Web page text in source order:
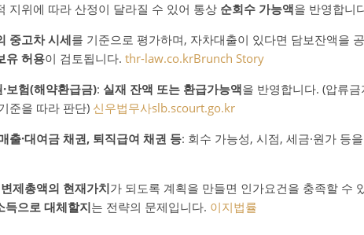
지위에 따라 산정이 달라질 수 있어 통상 순회수 가능액을 반영합니
중고차 시세를 기준으로 평가하며, 자차대출이 있다면 담보잔액을
유 허용이 검토됩니다. thr-law.co.krBrunch Story
·보험(해약환급금): 실재 잔액 또는 환급가능액을 반영합니다. (압류
준을 따라 판단) 신우법무사slb.scourt.go.kr
출·대여금 채권, 퇴직급여 채권 등: 회수 가능성, 시점, 세금·원가 등
제총액의 현재가치가 되도록 계획을 만들면 인가요건을 충족할 수
득으로 대체할지는 전략의 문제입니다. 이지법률